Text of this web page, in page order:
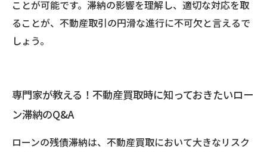
ことが可能です。滞納の影響を理解し、適切な対応を取
ることが、不動産取引の円滑な進行に不可欠と言えるで
しょう。
専門家が教える！不動産買取時に知っておきたいロー
ン滞納のQ&A
ローンの残債滞納は、不動産買取において大きなリスク